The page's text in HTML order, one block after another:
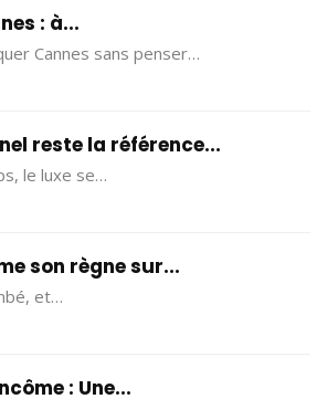
: à...
Cannes sans penser…
reste la référence...
le luxe se…
son règne sur...
et…
: Une...